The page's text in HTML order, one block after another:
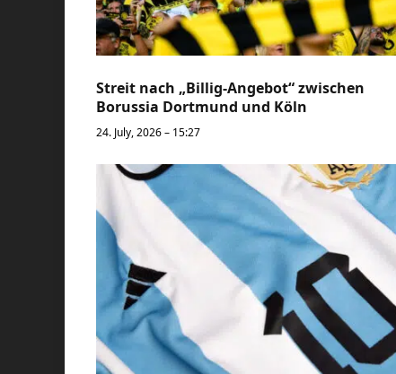
Streit nach „Billig-Angebot“ zwischen
Borussia Dortmund und Köln
24. July, 2026 – 15:27